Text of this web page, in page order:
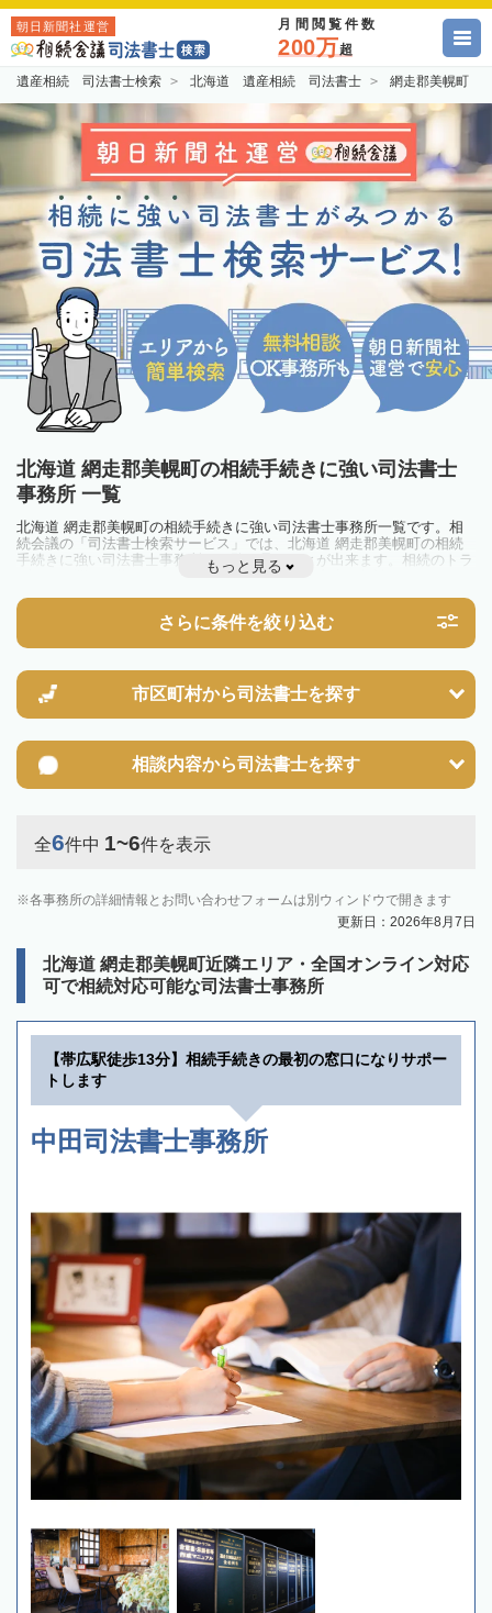
朝日新聞社運営 月間閲覧件数
200万超
遺産相続 司法書士検索 北海道 遺産相続 司法書士 網走郡美幌町
北海道 網走郡美幌町の相続手続きに強い司法書士
事務所 一覧
北海道 網走郡美幌町の相続手続きに強い司法書士事務所一覧です。相
続会議の「司法書士検索サービス」では、北海道 網走郡美幌町の相続
手続きに強い司法書士事務所を一覧で見ることが出来ます。相続のトラ
ブルやお悩みを抱えている方は一度近隣の司法書士に相談してみましょ
もっと見る
さらに条件を絞り込む
市区町村から司法書士を探す
相談内容から司法書士を探す
全6件中 1~6件を表示
各事務所の詳細情報とお問い合わせフォームは別ウィンドウで開きます
更新日：2026年8月7日
北海道 網走郡美幌町近隣エリア・全国オンライン対応
可で相続対応可能な司法書士事務所
【帯広駅徒歩13分】相続手続きの最初の窓口になりサポー
トします
中田司法書士事務所